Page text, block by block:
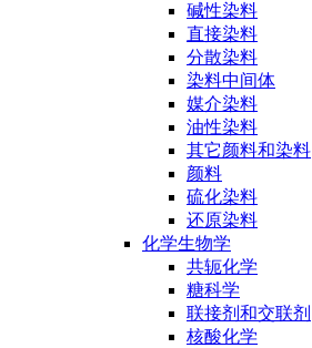
碱性染料
直接染料
分散染料
染料中间体
媒介染料
油性染料
其它颜料和染料
颜料
硫化染料
还原染料
化学生物学
共轭化学
糖科学
联接剂和交联剂
核酸化学